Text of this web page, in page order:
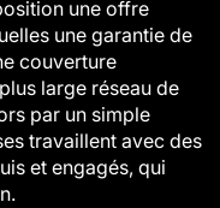
une offre
une garantie de
couverture
large réseau de
par un simple
travaillent avec des
et engagés, qui